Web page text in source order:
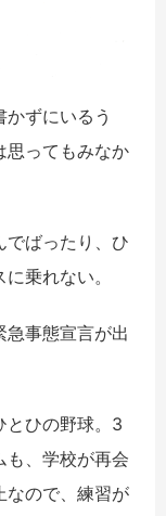
ずにいるう
思ってもみなか
ばったり、ひ
乗れない。
事態宣言が出
ひの野球。3
も、学校が再会
なので、練習が